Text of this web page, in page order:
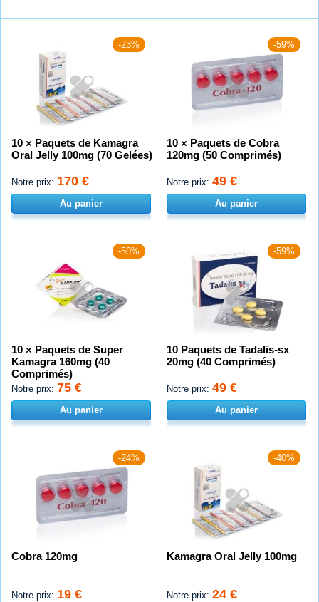
-23%
10 × Paquets de Kamagra
Oral Jelly 100mg (70 Gelées)
Notre prix: 170 €
Au panier
-59%
10 × Paquets de Cobra
120mg (50 Comprimés)
Notre prix: 49 €
Au panier
-50%
10 × Paquets de Super
Kamagra 160mg (40
Comprimés)
Notre prix: 75 €
Au panier
-59%
10 Paquets de Tadalis-sx
20mg (40 Comprimés)
Notre prix: 49 €
Au panier
-24%
Cobra 120mg
Notre prix: 19 €
-40%
Kamagra Oral Jelly 100mg
Notre prix: 24 €